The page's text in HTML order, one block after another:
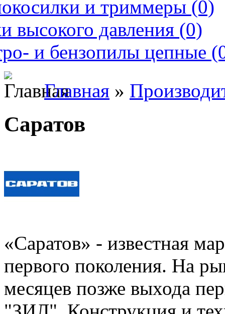
и триммеры (0)
высокого давления (0)
и бензопилы цепные
Главная »
Саратов
«Саратов» - известная
первого поколения. На
месяцев позже выхода